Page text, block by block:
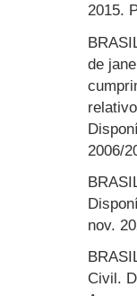
2015.
de
2006/
nov.
Civil.